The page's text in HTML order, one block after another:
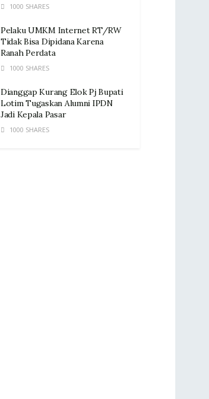
1000 SHARES
Pelaku UMKM Internet RT/RW
Tidak Bisa Dipidana Karena
Ranah Perdata
1000 SHARES
Dianggap Kurang Elok Pj Bupati
Lotim Tugaskan Alumni IPDN
Jadi Kepala Pasar‎
1000 SHARES